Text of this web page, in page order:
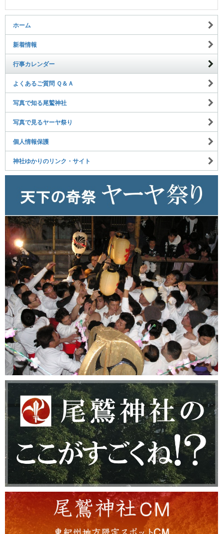
ホーム
新着情報
行事カレンダー
よくあるご質問 Ｑ＆Ａ
写真で知る尾鷲神社
写真で見るヤーヤ祭り
個人情報保護
神社ゆかりのリンク・サイト